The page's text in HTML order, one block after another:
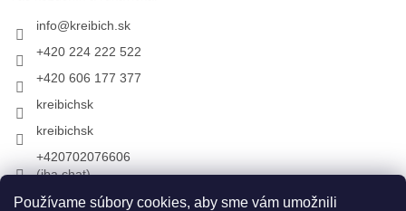
Používame súbory cookies, aby sme vám umožnili
info@kreibich.sk
+420 224 222 522
+420 606 177 377
kreibichsk
kreibichsk
+420702076606
(iba chat)